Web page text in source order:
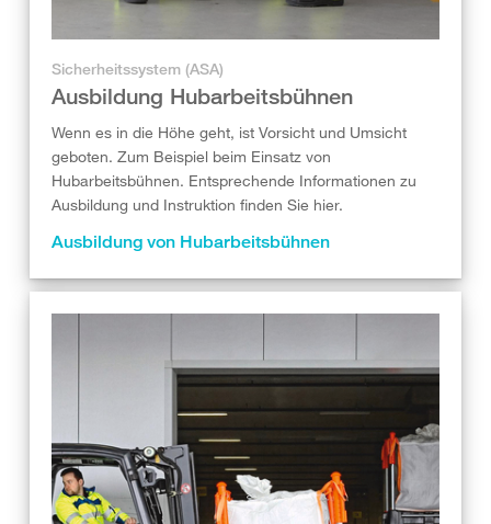
Sicherheitssystem (ASA)
Ausbildung Hubarbeitsbühnen
Wenn es in die Höhe geht, ist Vorsicht und Umsicht
geboten. Zum Beispiel beim Einsatz von
Hubarbeitsbühnen. Entsprechende Informationen zu
Ausbildung und Instruktion finden Sie hier.
Ausbildung von Hubarbeitsbühnen